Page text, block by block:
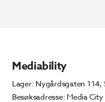
Mediability
Lager: Nygårdsgaten 114,
Besøksadresse: Media